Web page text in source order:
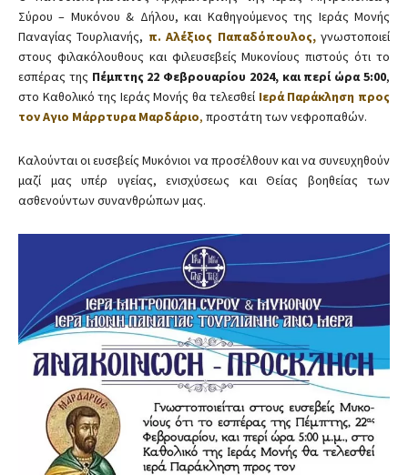
Σύρου – Μυκόνου & Δήλου, και Καθηγούμενος της Ιεράς Μονής
Παναγίας Τουρλιανής, π. Αλέξιος Παπαδόπουλος, γνωστοποιεί
στους φιλακόλουθους και φιλευσεβείς Μυκονίους πιστούς ότι το
εσπέρας της Πέμπτης 22 Φεβρουαρίου 2024, και περί ώρα 5:00,
στο Καθολικό της Ιεράς Μονής θα τελεσθεί Ιερά Παράκληση προς
τον Αγιο Μάρρτυρα Μαρδάριο, προστάτη των νεφροπαθών.
Καλούνται οι ευσεβείς Μυκόνιοι να προσέλθουν και να συνευχηθούν
μαζί μας υπέρ υγείας, ενισχύσεως και Θείας βοηθείας των
ασθενούντων συνανθρώπων μας.